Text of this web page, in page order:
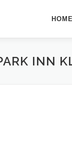
HOME
INN